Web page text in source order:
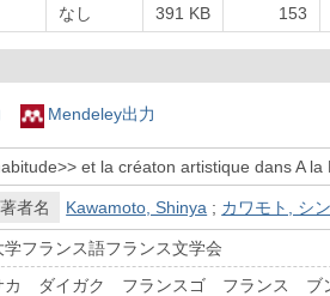
なし 391 KB 153
Mendeley出力
et la créaton artistique dans A
著者名 Kawamoto, Shinya ; カワモト, シ
学フランス語フランス文学会
カ ダイガク フランスゴ フランス ブ